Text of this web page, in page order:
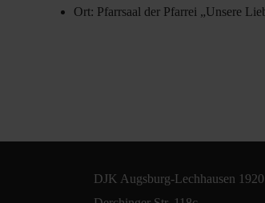
Ort: Pfarrsaal der Pfarrei „Unsere
DJK Augsburg-Lechhausen